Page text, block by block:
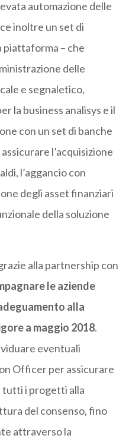
automazione delle
inoltre un set di
– che
delle
e segnaletico,
la business analisys e il
con un set di banche
l’acquisizione
l’aggancio con
degli asset finanziari
della soluzione
alla partnership con
le aziende
alla
a maggio 2018.
eventuali
Officer per assicurare
tutti i progetti alla
del consenso, fino
attraverso la